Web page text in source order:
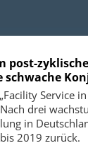
post-
schwache
Service
drei
in
2019 zurück.